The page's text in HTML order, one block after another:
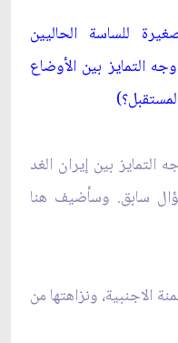
للساسة الحاليين
التمايز بين الأوضاع
بين إيران الغد
سابق. وسأضيف هنا
الاجنبية، ونزاهتها من